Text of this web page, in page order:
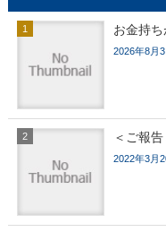
お金持
2026年8月3
＜ご報
2022年3月